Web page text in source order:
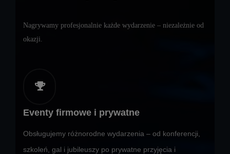
Nagrywamy profesjonalnie każde wydarzenie – niezależnie od
okazji.
Eventy firmowe i prywatne
Obsługujemy różnorodne wydarzenia – od konferencji,
szkoleń, gal i jubileuszy po prywatne przyjęcia i